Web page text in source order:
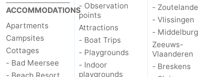
ACCOMMODATIONS
Apartments
Campsites
Cottages
- Bad Meersee
- Beach Resort
- Observation
points
Attractions
- Boat Trips
- Playgrounds
- Indoor
playgrounds
- Zoutelande
- Vlissingen
- Middelburg
Zeeuws-
Vlaanderen
- Breskens